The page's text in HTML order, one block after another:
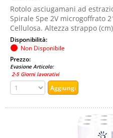
Rotolo asciugamani ad
Spirale Spe 2V microgoffrato
Cellulosa. Altezza strappo
Disponibilità:
Non Disponibile
Prezzo:
Evasione Articolo:
2-5 Giorni lavorativi